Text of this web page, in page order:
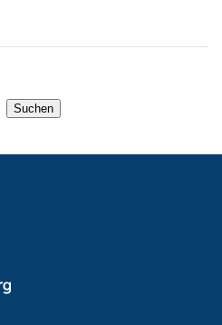
Suchen